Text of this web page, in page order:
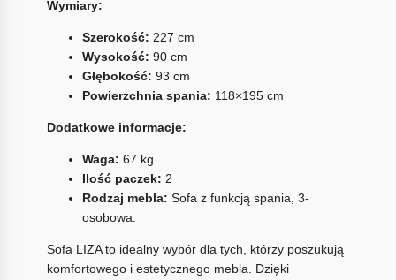
Wymiary:
Szerokość: 227 cm
Wysokość: 90 cm
Głębokość: 93 cm
Powierzchnia spania: 118×195 cm
Dodatkowe informacje:
Waga: 67 kg
Ilość paczek: 2
Rodzaj mebla: Sofa z funkcją spania, 3-
osobowa.
Sofa LIZA to idealny wybór dla tych, którzy poszukują
komfortowego i estetycznego mebla. Dzięki